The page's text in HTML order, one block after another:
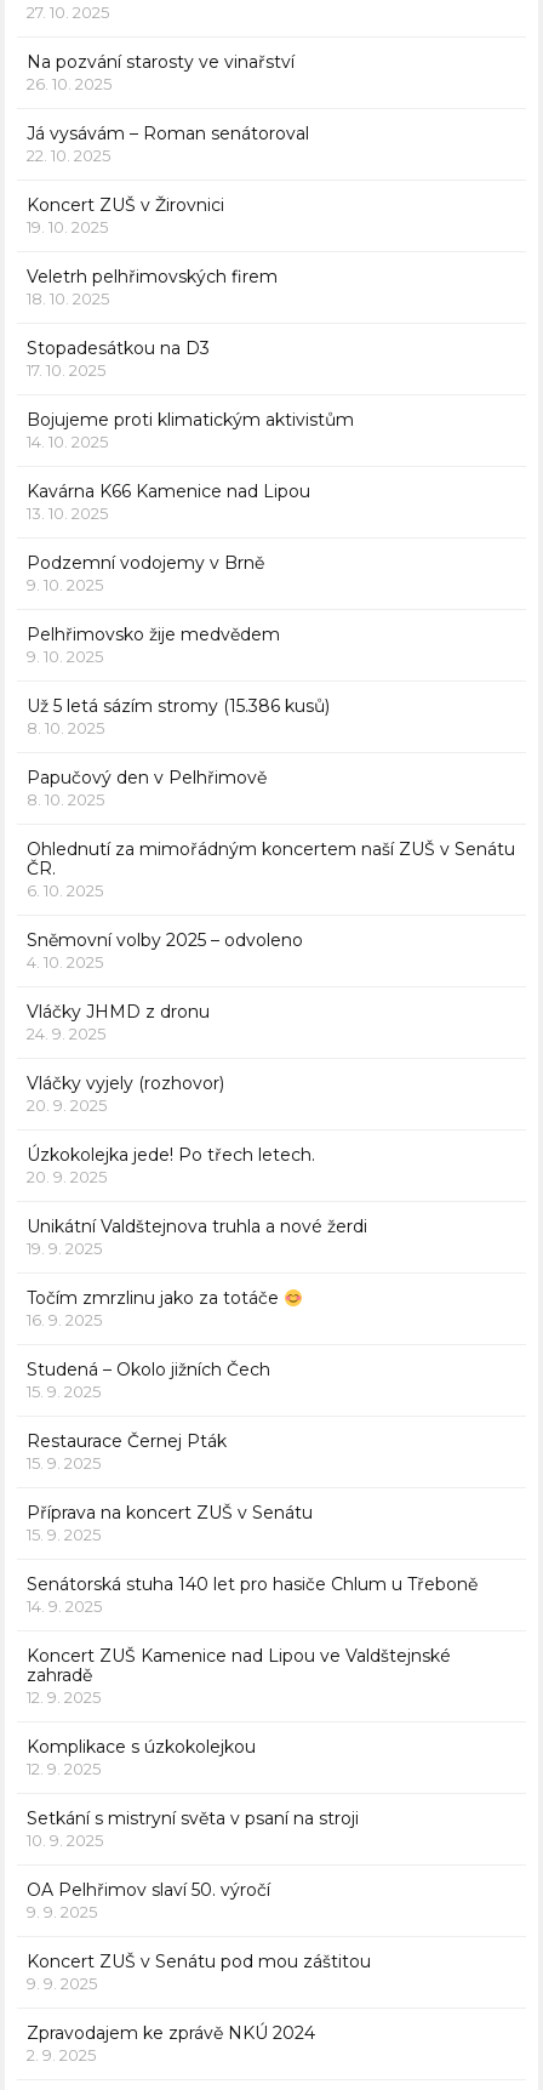
27. 10. 2025
Na pozvání starosty ve vinařství
26. 10. 2025
Já vysávám – Roman senátoroval
22. 10. 2025
Koncert ZUŠ v Žirovnici
19. 10. 2025
Veletrh pelhřimovských firem
18. 10. 2025
Stopadesátkou na D3
17. 10. 2025
Bojujeme proti klimatickým aktivistům
14. 10. 2025
Kavárna K66 Kamenice nad Lipou
13. 10. 2025
Podzemní vodojemy v Brně
9. 10. 2025
Pelhřimovsko žije medvědem
9. 10. 2025
Už 5 letá sázím stromy (15.386 kusů)
8. 10. 2025
Papučový den v Pelhřimově
8. 10. 2025
Ohlednutí za mimořádným koncertem naší ZUŠ v Senátu
ČR.
6. 10. 2025
Sněmovní volby 2025 – odvoleno
4. 10. 2025
Vláčky JHMD z dronu
24. 9. 2025
Vláčky vyjely (rozhovor)
20. 9. 2025
Úzkokolejka jede! Po třech letech.
20. 9. 2025
Unikátní Valdštejnova truhla a nové žerdi
19. 9. 2025
Točím zmrzlinu jako za totáče
16. 9. 2025
Studená – Okolo jižních Čech
15. 9. 2025
Restaurace Černej Pták
15. 9. 2025
Příprava na koncert ZUŠ v Senátu
15. 9. 2025
Senátorská stuha 140 let pro hasiče Chlum u Třeboně
14. 9. 2025
Koncert ZUŠ Kamenice nad Lipou ve Valdštejnské
zahradě
12. 9. 2025
Komplikace s úzkokolejkou
12. 9. 2025
Setkání s mistryní světa v psaní na stroji
10. 9. 2025
OA Pelhřimov slaví 50. výročí
9. 9. 2025
Koncert ZUŠ v Senátu pod mou záštitou
9. 9. 2025
Zpravodajem ke zprávě NKÚ 2024
2. 9. 2025